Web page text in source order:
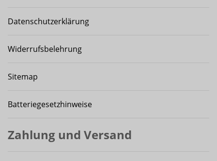
Datenschutzerklärung
Widerrufsbelehrung
Sitemap
Batteriegesetzhinweise
Zahlung und Versand